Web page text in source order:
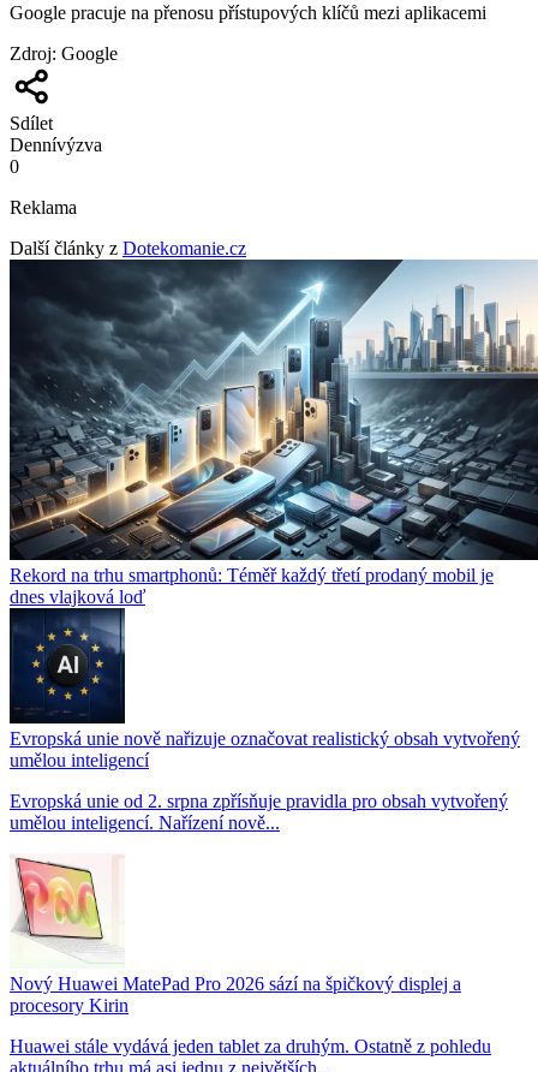
Google pracuje na přenosu přístupových klíčů mezi aplikacemi
Zdroj: Google
Sdílet
Dennívýzva
0
Reklama
Další články z Dotekomanie.cz
Rekord na trhu smartphonů: Téměř každý třetí prodaný mobil je
dnes vlajková loď
Evropská unie nově nařizuje označovat realistický obsah vytvořený
umělou inteligencí
Evropská unie od 2. srpna zpřísňuje pravidla pro obsah vytvořený
umělou inteligencí. Nařízení nově...
Nový Huawei MatePad Pro 2026 sází na špičkový displej a
procesory Kirin
Huawei stále vydává jeden tablet za druhým. Ostatně z pohledu